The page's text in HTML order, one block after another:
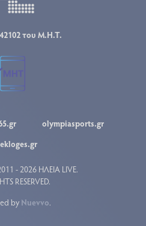
του Μ.Η.Τ.
olympiasports.gr
- 2026 ΗΛΕΙΑ LIVE.
RESERVED.
by Nuevvo.